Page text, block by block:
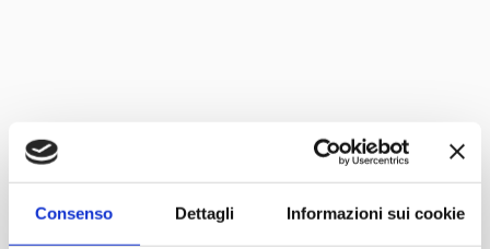
Consenso Dettagli Informazioni sui cookie
Con il patrocinio di Network